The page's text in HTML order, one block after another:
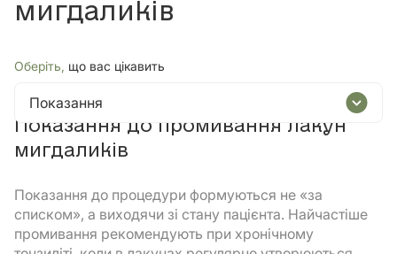
мигдаликів
Оберіть, що вас цікавить
Показання
Показання до промивання лакун
мигдаликів
Показання до процедури формуються не «за
списком», а виходячи зі стану пацієнта. Найчастіше
промивання рекомендують при хронічному